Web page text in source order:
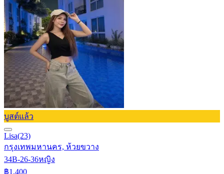
บูสต์แล้ว
Lisa(23)
กรุงเทพมหานคร, ห้วยขวาง
34B-26-36หญิง
฿1,400